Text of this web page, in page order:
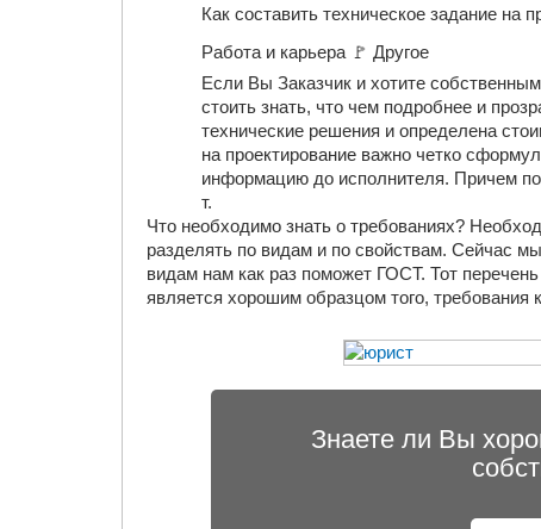
Как составить техническое задание на
Работа и карьера 🚩 Другое
Если Вы Заказчик и хотите
стоить знать, что чем подробнее и
технические решения и определена
на проектирование важно четко
информацию до исполнителя. Причем
т.
Что необходимо знать о требованиях?
разделять по видам и по свойствам. Сейчас
видам нам как раз поможет ГОСТ. Тот
является хорошим образцом того, требования
Знаете ли Вы